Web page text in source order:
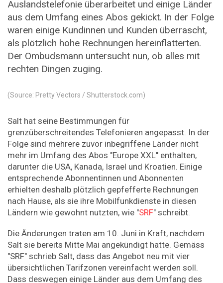
Auslandstelefonie überarbeitet und einige Länder
aus dem Umfang eines Abos gekickt. In der Folge
waren einige Kundinnen und Kunden überrascht,
als plötzlich hohe Rechnungen hereinflatterten.
Der Ombudsmann untersucht nun, ob alles mit
rechten Dingen zuging.
(Source: Pretty Vectors / Shutterstock.com)
Salt hat seine Bestimmungen für
grenzüberschreitendes Telefonieren angepasst. In der
Folge sind mehrere zuvor inbegriffene Länder nicht
mehr im Umfang des Abos "Europe XXL" enthalten,
darunter die USA, Kanada, Israel und Kroatien. Einige
entsprechende Abonnentinnen und Abonnenten
erhielten deshalb plötzlich gepfefferte Rechnungen
nach Hause, als sie ihre Mobilfunkdienste in diesen
Ländern wie gewohnt nutzten, wie "SRF" schreibt.
Die Änderungen traten am 10. Juni in Kraft, nachdem
Salt sie bereits Mitte Mai angekündigt hatte. Gemäss
"SRF" schrieb Salt, dass das Angebot neu mit vier
übersichtlichen Tarifzonen vereinfacht werden soll.
Dass deswegen einige Länder aus dem Umfang des